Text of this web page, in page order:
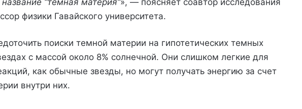
“темная материя”», — поясняет соавтор исследования
физики Гавайского университета.
поиски темной материи на гипотетических темных
с массой около 8% солнечной. Они слишком легкие для
как обычные звезды, но могут получать энергию за счет
внутри них.